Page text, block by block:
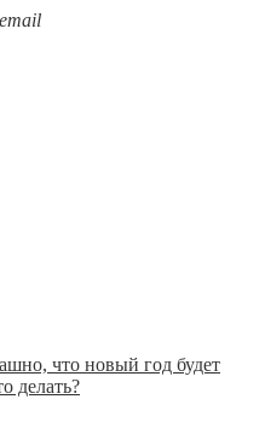
что новый год будет
делать?